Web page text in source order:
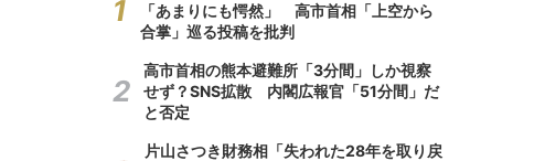
「あまりにも愕然」 高市首相「上空から
合掌」巡る投稿を批判
高市首相の熊本避難所「3分間」しか視察
せず？SNS拡散 内閣広報官「51分間」だ
と否定
片山さつき財務相「失われた28年を取り戻